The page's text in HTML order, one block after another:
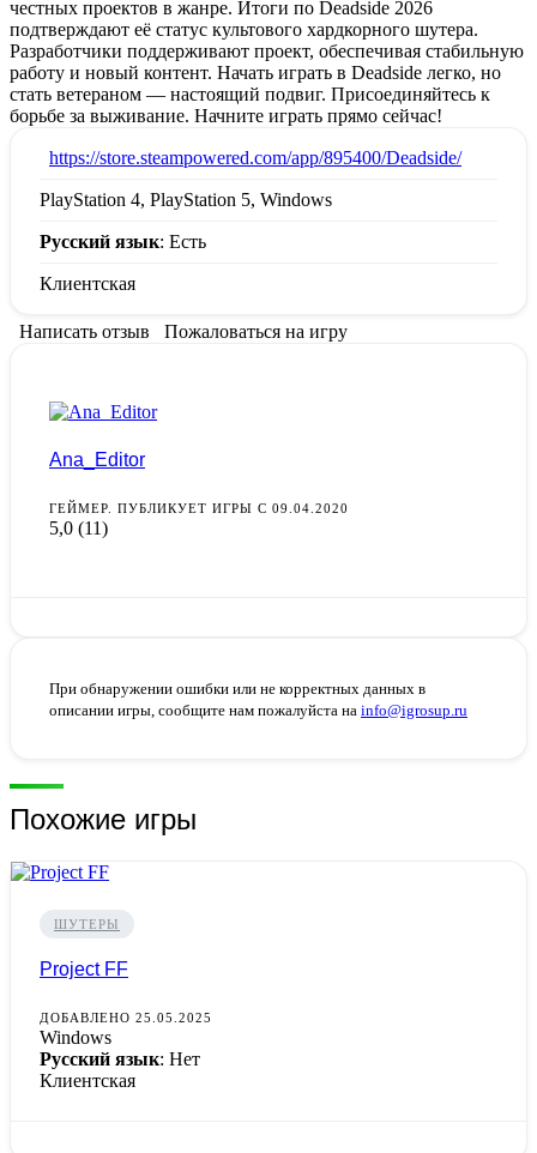
честных проектов в жанре. Итоги по Deadside 2026
подтверждают её статус культового хардкорного шутера.
Разработчики поддерживают проект, обеспечивая стабильную
работу и новый контент. Начать играть в Deadside легко, но
стать ветераном — настоящий подвиг. Присоединяйтесь к
борьбе за выживание. Начните играть прямо сейчас!
https://store.steampowered.com/app/895400/Deadside/
PlayStation 4, PlayStation 5, Windows
Русский язык: Есть
Клиентская
Написать отзыв Пожаловаться на игру
Ana_Editor
ГЕЙМЕР. ПУБЛИКУЕТ ИГРЫ С 09.04.2020
5,0 (11)
При обнаружении ошибки или не корректных данных в
описании игры, сообщите нам пожалуйста на info@igrosup.ru
Похожие игры
ШУТЕРЫ
Project FF
ДОБАВЛЕНО 25.05.2025
Windows
Русский язык: Нет
Клиентская